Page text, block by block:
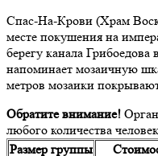
Спас-На-Крови (Храм
месте покушения на
берегу канала
напоминает мозаичную
метров мозаики
Обратите внимание!
любого количества
Размер группы